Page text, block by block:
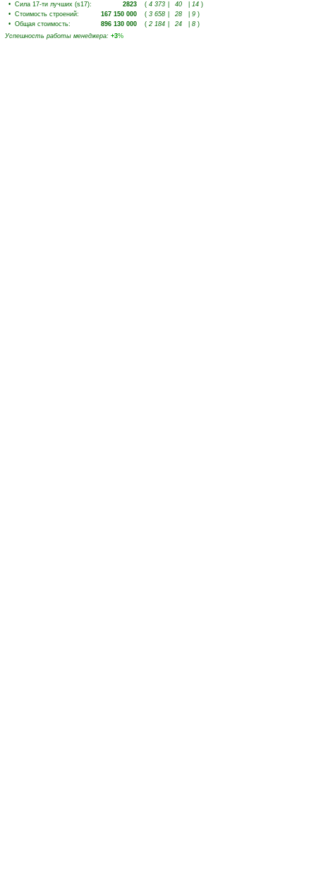
• Сила 17-ти лучших (s17): 2823 ( 4 373 40 14 )
• Стоимость строений: 167 150 000 ( 3 658 28 9 )
• Общая стоимость: 896 130 000 ( 2 184 24 8 )
Успешность работы менеджера: +3%